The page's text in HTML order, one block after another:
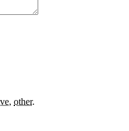
, other.